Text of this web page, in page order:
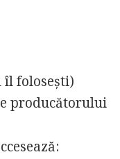
îl folosești)
producătorului